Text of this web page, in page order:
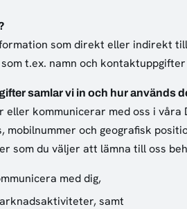
som direkt eller indirekt
t.ex. namn och
samlar vi in och hur används
kommunicerar med oss i
mobilnummer och geografisk
som du väljer att lämna till oss
med dig,
samt